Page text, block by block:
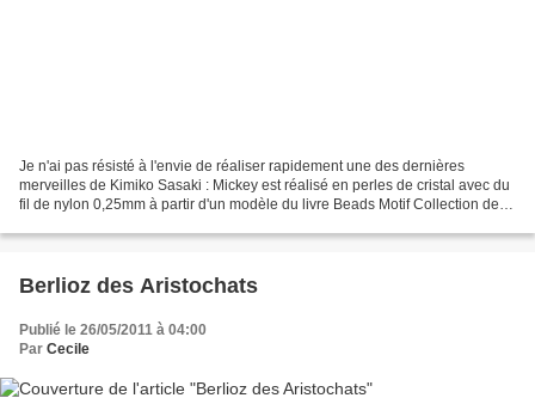
Je n'ai pas résisté à l'envie de réaliser rapidement une des dernières
merveilles de Kimiko Sasaki : Mickey est réalisé en perles de cristal avec du
fil de nylon 0,25mm à partir d'un modèle du livre Beads Motif Collection de
Berlioz des Aristochats
Publié le 26/05/2011 à 04:00
Par Cecile